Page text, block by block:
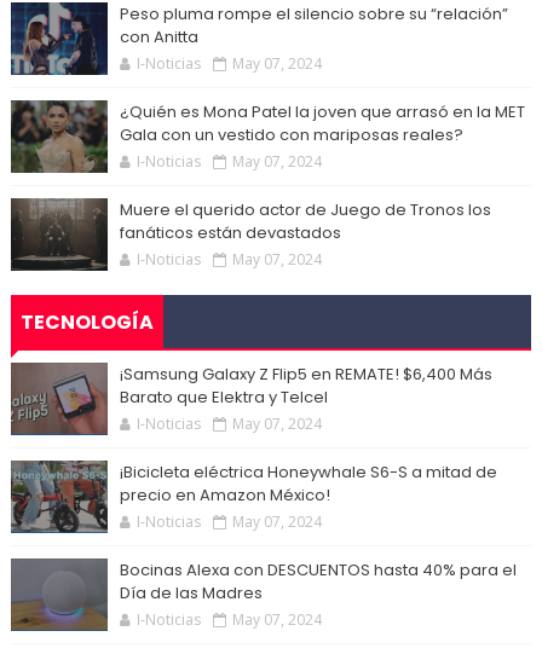
Peso pluma rompe el silencio sobre su “relación”
con Anitta
I-Noticias May 07, 2024
¿Quién es Mona Patel la joven que arrasó en la MET
Gala con un vestido con mariposas reales?
I-Noticias May 07, 2024
Muere el querido actor de Juego de Tronos los
fanáticos están devastados
I-Noticias May 07, 2024
TECNOLOGÍA
¡Samsung Galaxy Z Flip5 en REMATE! $6,400 Más
Barato que Elektra y Telcel
I-Noticias May 07, 2024
¡Bicicleta eléctrica Honeywhale S6-S a mitad de
precio en Amazon México!
I-Noticias May 07, 2024
Bocinas Alexa con DESCUENTOS hasta 40% para el
Día de las Madres
I-Noticias May 07, 2024